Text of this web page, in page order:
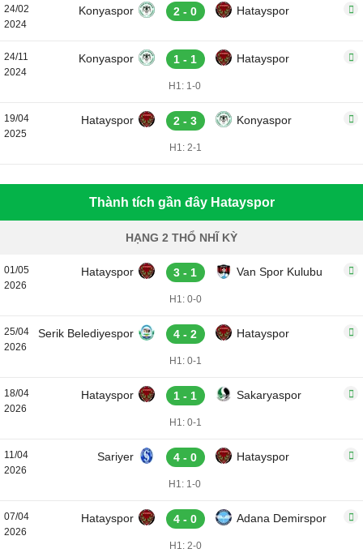
24/02
2024
Konyaspor 2 - 0 Hatayspor
24/11
2024
Konyaspor 1 - 1 Hatayspor
H1: 1-0
19/04
2025
Hatayspor 2 - 3 Konyaspor
H1: 2-1
Thành tích gần đây Hatayspor
HẠNG 2 THỔ NHĨ KỲ
01/05
2026
Hatayspor 3 - 1 Van Spor Kulubu
H1: 0-0
25/04
2026
Serik Belediyespor 4 - 2 Hatayspor
H1: 0-1
18/04
2026
Hatayspor 1 - 1 Sakaryaspor
H1: 0-1
11/04
2026
Sariyer 4 - 0 Hatayspor
H1: 1-0
07/04
2026
Hatayspor 4 - 0 Adana Demirspor
H1: 2-0